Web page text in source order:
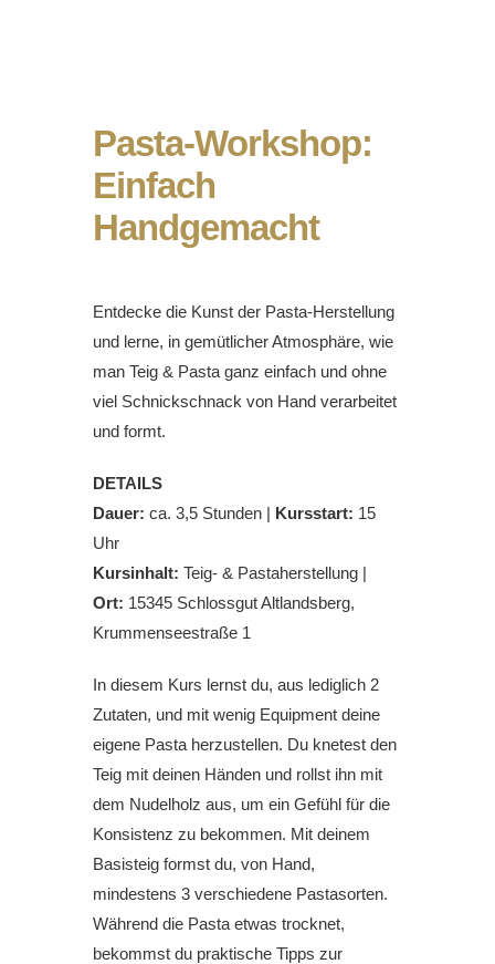
Pasta-Workshop:
Einfach
Handgemacht
Entdecke die Kunst der Pasta-Herstellung
und lerne, in gemütlicher Atmosphäre, wie
man Teig & Pasta ganz einfach und ohne
viel Schnickschnack von Hand verarbeitet
und formt.
DETAILS
Dauer: ca. 3,5 Stunden | Kursstart: 15
Uhr
Kursinhalt: Teig- & Pastaherstellung |
Ort: 15345 Schlossgut Altlandsberg,
Krummenseestraße 1
In diesem Kurs lernst du, aus lediglich 2
Zutaten, und mit wenig Equipment deine
eigene Pasta herzustellen. Du knetest den
Teig mit deinen Händen und rollst ihn mit
dem Nudelholz aus, um ein Gefühl für die
Konsistenz zu bekommen. Mit deinem
Basisteig formst du, von Hand,
mindestens 3 verschiedene Pastasorten.
Während die Pasta etwas trocknet,
bekommst du praktische Tipps zur